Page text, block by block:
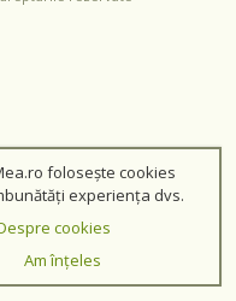
folosește cookies
experiența dvs.
cookies
Am înțeles